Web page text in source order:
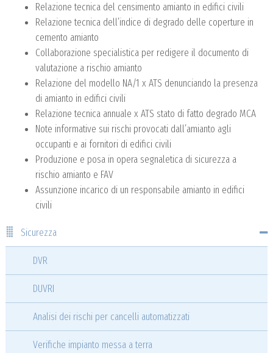
Relazione tecnica del censimento amianto in edifici civili
Relazione tecnica dell’indice di degrado delle coperture in
cemento amianto
Collaborazione specialistica per redigere il documento di
valutazione a rischio amianto
Relazione del modello NA/1 x ATS denunciando la presenza
di amianto in edifici civili
Relazione tecnica annuale x ATS stato di fatto degrado MCA
Note informative sui rischi provocati dall’amianto agli
occupanti e ai fornitori di edifici civili
Produzione e posa in opera segnaletica di sicurezza a
rischio amianto e FAV
Assunzione incarico di un responsabile amianto in edifici
civili
Sicurezza
DVR
DUVRI
Analisi dei rischi per cancelli automatizzati
Verifiche impianto messa a terra